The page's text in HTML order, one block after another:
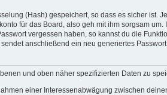
(Hash) gespeichert, so dass es sicher
für das Board, also geh mit ihm sorgsam
vergessen haben, so kannst du die
anschließend ein neu generiertes
und oben näher spezifizierten Daten zu
einer Interessenabwägung zwischen